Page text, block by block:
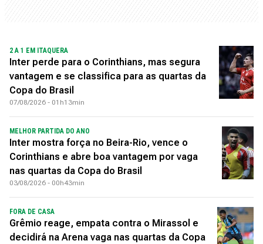
2 A 1 EM ITAQUERA
Inter perde para o Corinthians, mas segura
vantagem e se classifica para as quartas da
Copa do Brasil
07/08/2026 - 01h13min
MELHOR PARTIDA DO ANO
Inter mostra força no Beira-Rio, vence o
Corinthians e abre boa vantagem por vaga
nas quartas da Copa do Brasil
03/08/2026 - 00h43min
FORA DE CASA
Grêmio reage, empata contra o Mirassol e
decidirá na Arena vaga nas quartas da Copa